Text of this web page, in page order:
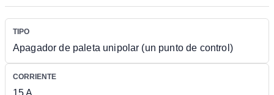
TIPO
Apagador de paleta unipolar (un punto de control)
CORRIENTE
15 A